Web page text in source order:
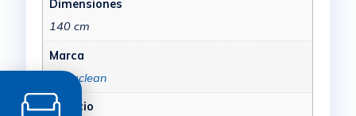
Dimensiones
140 cm
Marca
Aquaclean
Espacio